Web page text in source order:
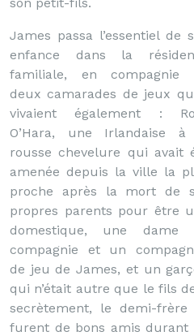
James passa l’essentiel de
enfance dans la
familiale, en compagnie
deux camarades de jeux
vivaient également :
O’Hara, une Irlandaise
rousse chevelure qui avait
amenée depuis la ville la
proche après la mort de
propres parents pour être
domestique, une dame
compagnie et un
de jeu de James, et un
qui n’était autre que le fils
secrètement, le demi-
furent de bons amis durant